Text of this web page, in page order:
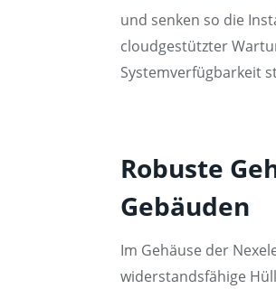
und senken so die
cloudgestützter
Systemverfügbarkeit
Robuste
Gebäuden
Im Gehäuse der
widerstandsfähige